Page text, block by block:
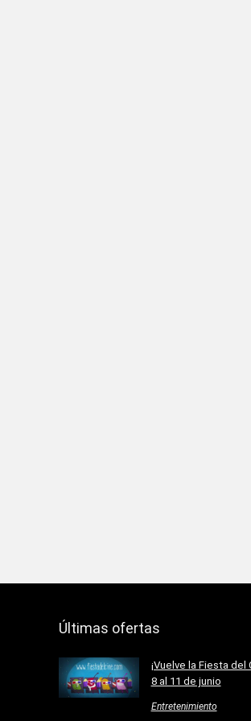
Últimas ofertas
¡Vuelve la Fiesta del
8 al 11 de junio
Entretenimiento